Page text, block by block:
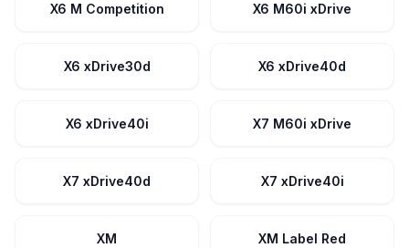
X6 M Competition X6 M60i xDrive
X6 xDrive30d X6 xDrive40d
X6 xDrive40i X7 M60i xDrive
X7 xDrive40d X7 xDrive40i
XM XM Label Red